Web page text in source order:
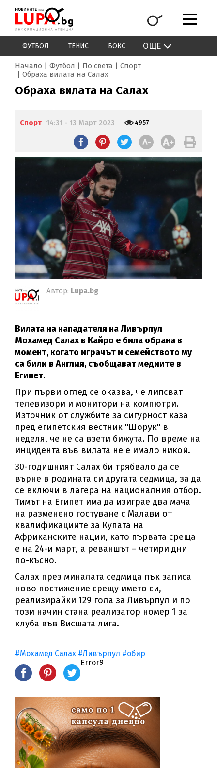
ФУТБОЛ ТЕНИС БОКС ОЩЕ
Начало Футбол По света
Спорт
Обраха вилата на Салах
Обраха вилата на Салах
Спорт 14:31 - 13 Март 2023 4957
Автор: Lupa.bg
Вилата на нападателя на Ливърпул
Мохамед Салах в Кайро е била обрана в
момент, когато играчът и семейството му
са били в Англия, съобщават медиите в
Египет.
При първи оглед се оказва, че липсват
телевизори и монитори на компютри.
Източник от службите за сигурност каза
пред египетския вестник "Шорук" в
неделя, че не са взети бижута. По време на
инцидента във вилата не е имало никой.
30-годишният Салах би трябвало да се
върне в родината си другата седмица, за да
се включи в лагера на националния отбор.
Тимът на Египет има да изиграе два мача
на разменено гостуване с Малави от
квалификациите за Купата на
Африканските нации, като първата среща
е на 24-и март, а реваншът – четири дни
по-късно.
Салах през миналата седмица пък записа
ново постижение срещу името си,
реализирайки 129 гола за Ливърпул и по
този начин стана реализатор номер 1 за
клуба във Висшата лига.
#Мохамед Салах #Ливърпул #обир
Error9